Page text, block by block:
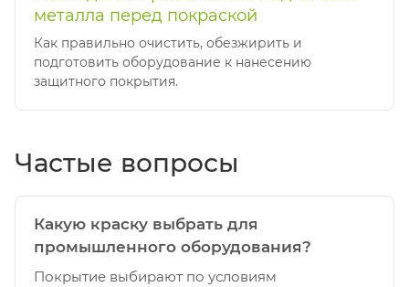
металла перед покраской
Как правильно очистить, обезжирить и
подготовить оборудование к нанесению
защитного покрытия.
Частые вопросы
Какую краску выбрать для
промышленного оборудования?
Покрытие выбирают по условиям